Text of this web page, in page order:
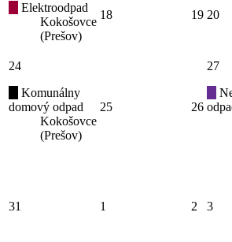
Elektroodpad
Kokošovce
(Prešov)
18 19 20
24
Komunálny
domový odpad
Kokošovce
(Prešov)
25 26
27
31 1 2 3